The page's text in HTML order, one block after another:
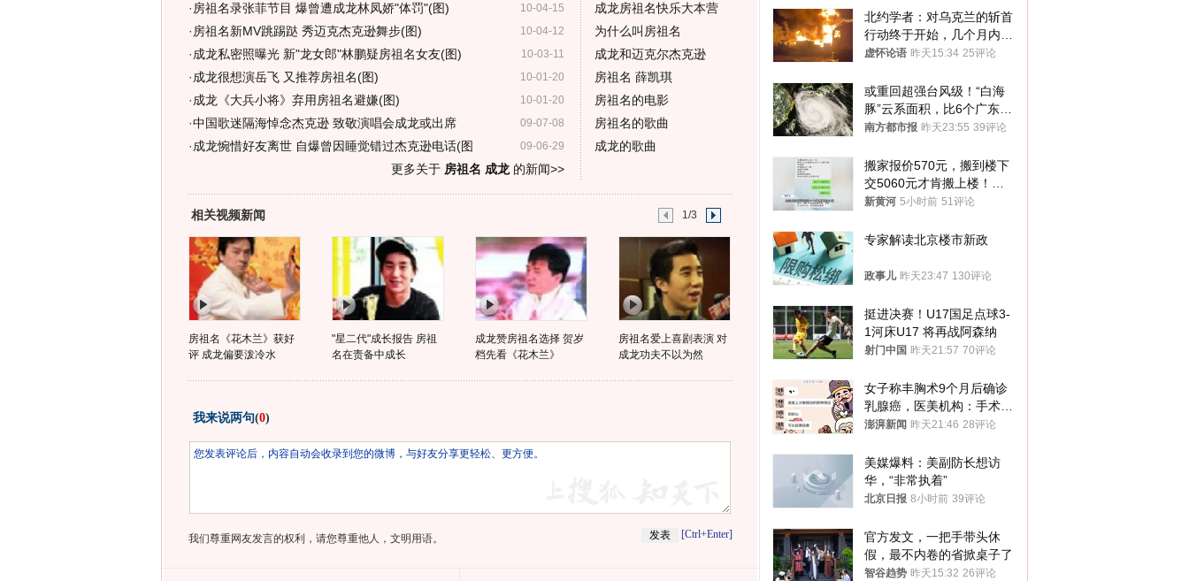
10-04-15
· 房祖名录张菲节目 爆曾遭成龙林凤娇"体罚"(图)
10-04-12
· 房祖名新MV跳踢跶 秀迈克杰克逊舞步(图)
10-03-11
·成龙私密照曝光 新"龙女郎"林鹏疑房祖名女友(图)
10-01-20
·成龙很想演岳飞 又推荐房祖名(图)
10-01-20
·成龙《大兵小将》弃用房祖名避嫌(图)
09-07-08
·中国歌迷隔海悼念杰克逊 致敬演唱会成龙或出席
09-06-29
·成龙惋惜好友离世 自爆曾因睡觉错过杰克逊电话(图
更多关于 房祖名 成龙的新闻>>
成龙房祖名快乐大本营
为什么叫房祖名
成龙和迈克尔杰克逊
房祖名 薛凯琪
房祖名的电影
房祖名的歌曲
成龙的歌曲
相关视频新闻 1/3
房祖名《花木兰》获好
评 成龙偏要泼冷水
"星二代"成长报告 房祖
名在责备中成长
成龙赞房祖名选择 贺岁
档先看《花木兰》
房祖名爱上喜剧表演 对
成龙功夫不以为然
我来说两句(0)
我们尊重网友发言的权利，请您尊重他人，文明用语。 [Ctrl+Enter]
北约学者：对乌克兰的斩首
行动终于开始，几个月内乌
将投降
虚怀论语 昨天15:34 25评论
或重回超强台风级！“白海
豚”云系面积，比6个广东还
大！深圳官方：注意这件事
南方都市报 昨天23:55 39评论
搬家报价570元，搬到楼下
交5060元才肯搬上楼！女
子傻眼了……
新黄河 5小时前 51评论
专家解读北京楼市新政
政事儿 昨天23:47 130评论
挺进决赛！U17国足点球3-
1河床U17 将再战阿森纳
射门中国 昨天21:57 70评论
女子称丰胸术9个月后确诊
乳腺癌，医美机构：手术不
可能引发癌症，建议走司法
澎湃新闻 昨天21:46 28评论
美媒爆料：美副防长想访
华，“非常执着”
北京日报 8小时前 39评论
官方发文，一把手带头休
假，最不内卷的省掀桌子了
智谷趋势 昨天15:32 26评论